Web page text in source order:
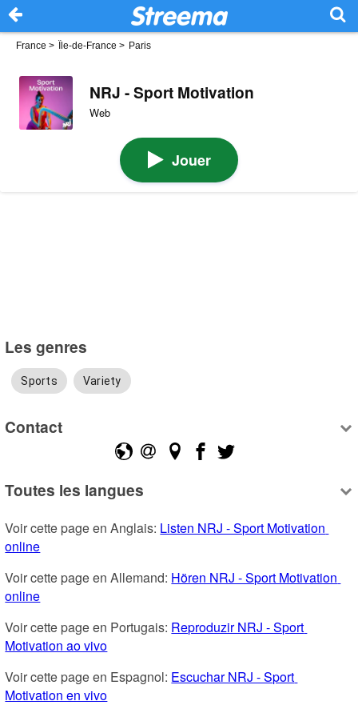
France > Île-de-France > Paris
NRJ - Sport Motivation
Web
Jouer
Les genres
Sports Variety
Contact
Toutes les langues
Voir cette page en Anglais: Listen NRJ - Sport Motivation
online
Voir cette page en Allemand: Hören NRJ - Sport Motivation
online
Voir cette page en Portugais: Reproduzir NRJ - Sport
Motivation ao vivo
Voir cette page en Espagnol: Escuchar NRJ - Sport
Motivation en vivo